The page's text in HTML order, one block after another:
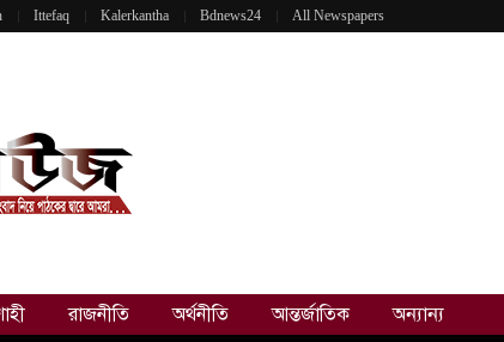
Ittefaq Kalerkantha Bdnews24 All Newspapers
রাজনীতি অর্থনীতি আন্তর্জাতিক অন্যান্য